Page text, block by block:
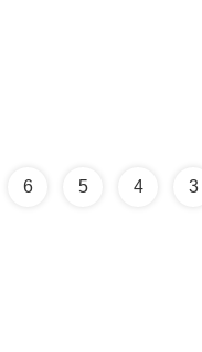
3
4
5
6